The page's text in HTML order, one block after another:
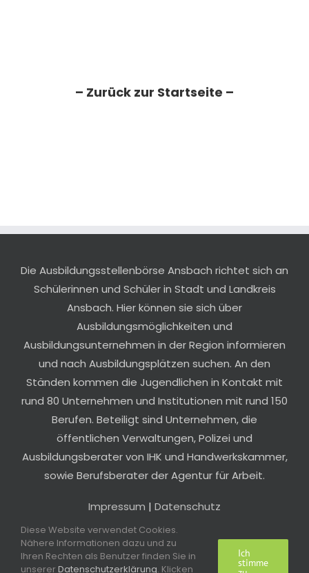
– Zurück zur Startseite –
Die Ausbildungsstellenbörse Ansbach richtet sich an
Schülerinnen und Schüler in Stadt und Landkreis
Ansbach. Hier können sie sich über
Ausbildungsmöglichkeiten und
Ausbildungsunternehmen in der Region informieren
und nach Ausbildungsplätzen suchen. An den
Ständen kommen die Jugendlichen in Kontakt mit
rund 80 Unternehmen und Institutionen mit rund 150
Berufen. Beteiligt sind Unternehmen, die
öffentlichen Verwaltungen, Polizei und
Ausbildungsberater von IHK und Handwerkskammer,
sowie Berufsberater der Agentur für Arbeit.
Impressum | Datenschutz
Diese Website verwendet Cookies.
Nähere Informationen dazu und zu
Ihren Rechten als Benutzer finden Sie in
unsererDatenschutzerklärung. Klicken
Ich
stimme